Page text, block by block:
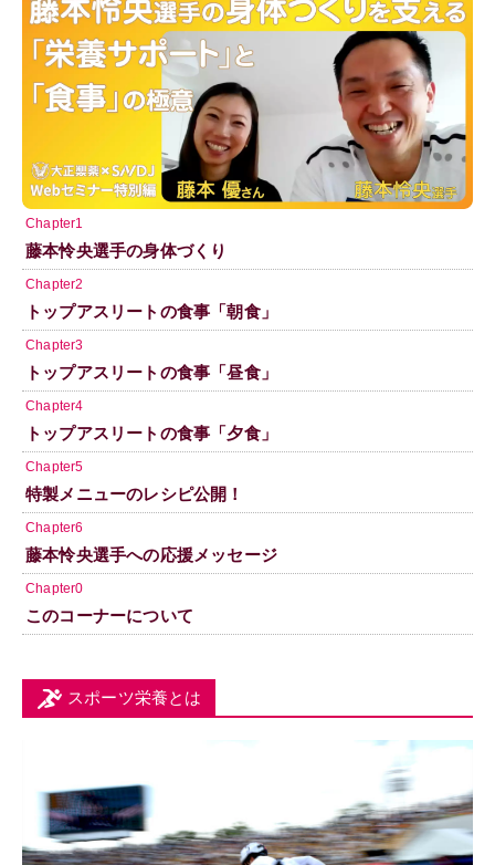
Chapter1
藤本怜央選手の身体づくり
Chapter2
トップアスリートの食事「朝食」
Chapter3
トップアスリートの食事「昼食」
Chapter4
トップアスリートの食事「夕食」
Chapter5
特製メニューのレシピ公開！
Chapter6
藤本怜央選手への応援メッセージ
Chapter0
このコーナーについて
スポーツ栄養とは